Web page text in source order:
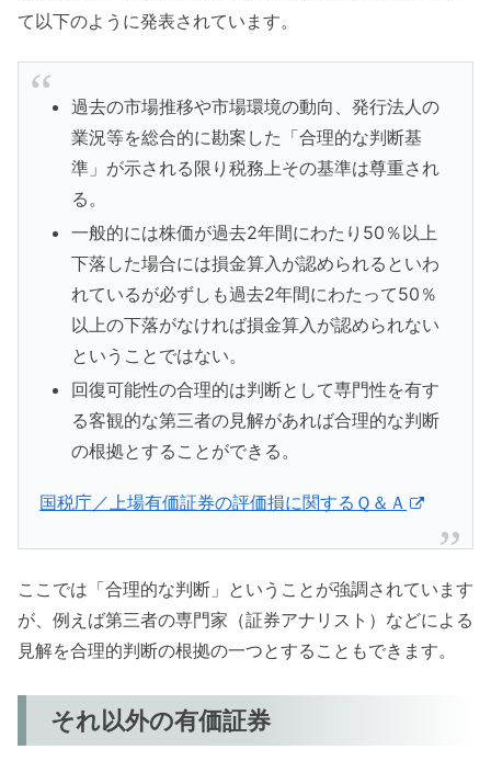
て以下のように発表されています。
過去の市場推移や市場環境の動向、発行法人の
業況等を総合的に勘案した「合理的な判断基
準」が示される限り税務上その基準は尊重され
る。
一般的には株価が過去2年間にわたり50％以上
下落した場合には損金算入が認められるといわ
れているが必ずしも過去2年間にわたって50％
以上の下落がなければ損金算入が認められない
ということではない。
回復可能性の合理的は判断として専門性を有す
る客観的な第三者の見解があれば合理的な判断
の根拠とすることができる。
国税庁／上場有価証券の評価損に関するＱ＆Ａ
ここでは「合理的な判断」ということが強調されています
が、例えば第三者の専門家（証券アナリスト）などによる
見解を合理的判断の根拠の一つとすることもできます。
それ以外の有価証券